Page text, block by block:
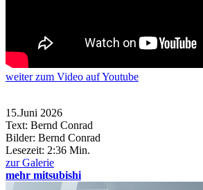
weiterzum Video auf Youtube
15.Juni 2026
Text: Bernd Conrad
Bilder: Bernd Conrad
Lesezeit: 2:36 Min.
zur Galerie
mehr mitsubishi